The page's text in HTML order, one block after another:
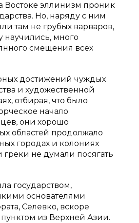
Востоке эллинизм проник
Но, наряду с ним
там не грубых варваров,
научились, много
смещения всех
достижений чуждых
и художественной
отбирая, что было
начало
они хорошо
областей продолжало
городах и колониях
не думали посягать
государством,
основателями
Селевко, вскоре
из Верхней Азии.